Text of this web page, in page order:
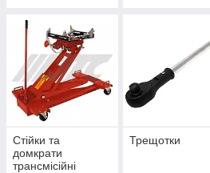
Стійки та
домкрати
трансмісійні
Трещотки